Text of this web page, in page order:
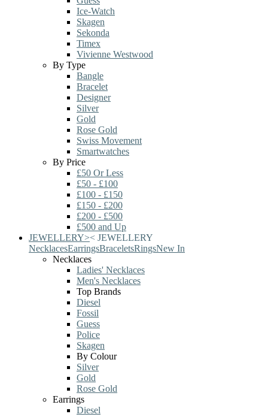
Ice-Watch
Skagen
Sekonda
Timex
Vivienne Westwood
By Type
Bangle
Bracelet
Designer
Silver
Gold
Rose Gold
Swiss Movement
Smartwatches
By Price
£50 Or Less
£50 - £100
£100 - £150
£150 - £200
£200 - £500
£500 and Up
JEWELLERY>< JEWELLERY
NecklacesEarringsBraceletsRingsNew In
Necklaces
Ladies' Necklaces
Men's Necklaces
Top Brands
Diesel
Fossil
Guess
Police
Skagen
By Colour
Silver
Gold
Rose Gold
Earrings
Diesel